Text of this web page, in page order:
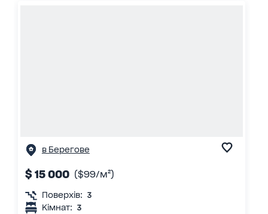
в Берегове
$ 15 000 ($99/м²)
Поверхів: 3
Кімнат: 3